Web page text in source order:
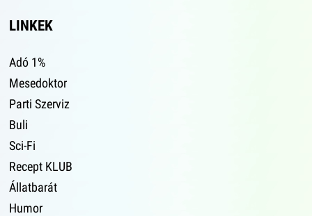
LINKEK
Adó 1%
Mesedoktor
Parti Szerviz
Buli
Sci-Fi
Recept KLUB
Állatbarát
Humor